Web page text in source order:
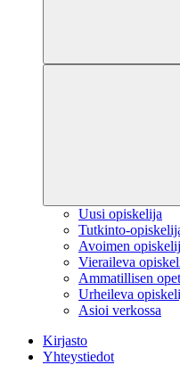
Uusi opiskelija
Tutkinto-
Avoimen
Vieraileva
Ammatillisen
Urheileva
Asioi verkossa
Kirjasto
Yhteystiedot